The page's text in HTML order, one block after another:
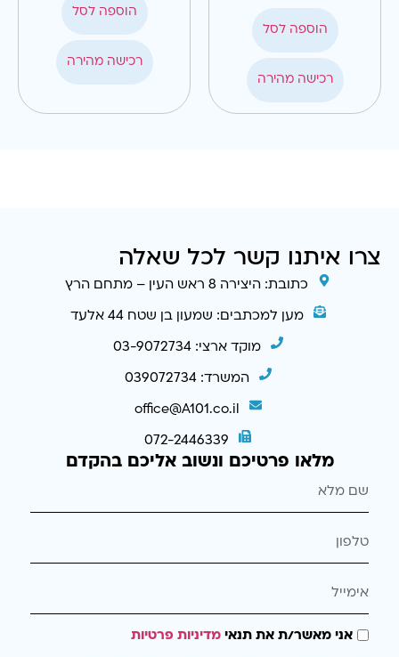
הוספה לסל
רכישה מהירה
הוספה לסל
רכישה מהירה
צרו איתנו קשר לכל שאלה
כתובת: היצירה 8 ראש העין – מתחם הרץ
מען למכתבים: שמעון בן שטח 44 אלעד
מוקד ארצי: 03-9072734
המשרד: 039072734
office@A101.co.il
072-2446339
מלאו פרטיכם ונשוב אליכם בהקדם
אני מאשר/ת את תנאימדיניות פרטיות